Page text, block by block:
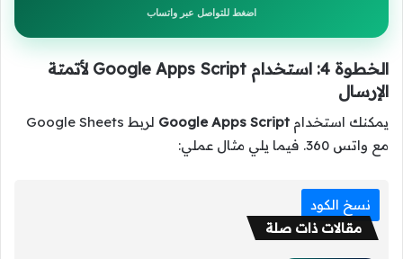
اضغط للتواصل عبر واتساب
الخطوة 4: استخدام Google Apps Script لأتمتة
الإرسال
يمكنك استخدام Google Apps Script
لربط Google Sheets
مع واتس 360. فيما يلي مثال عملي:
نسخ الكود
مقالات ذات صلة